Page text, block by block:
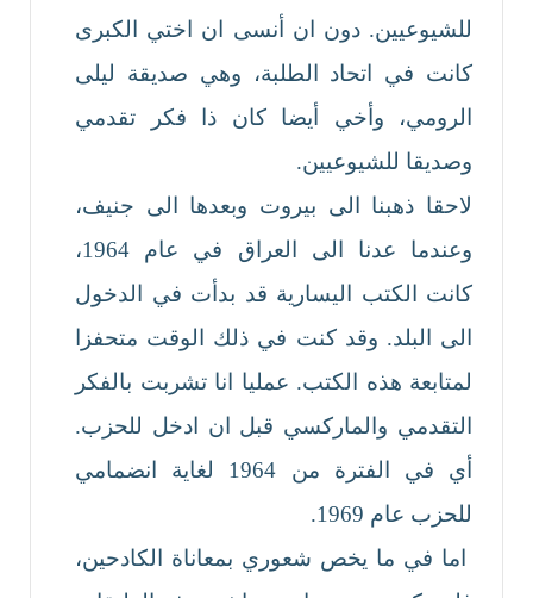
للشيوعيين. دون ان أنسى ان اختي الكبرى
كانت في اتحاد الطلبة، وهي صديقة ليلى
الرومي، وأخي أيضا كان ذا فكر تقدمي
وصديقا للشيوعيين.
لاحقا ذهبنا الى بيروت وبعدها الى جنيف،
وعندما عدنا الى العراق في عام 1964،
كانت الكتب اليسارية قد بدأت في الدخول
الى البلد. وقد كنت في ذلك الوقت متحفزا
لمتابعة هذه الكتب. عمليا انا تشربت بالفكر
التقدمي والماركسي قبل ان ادخل للحزب.
أي في الفترة من 1964 لغاية انضمامي
للحزب عام 1969.
اما في ما يخص شعوري بمعاناة الكادحين،